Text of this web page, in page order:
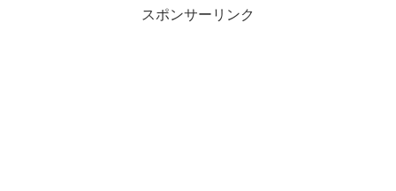
スポンサーリンク